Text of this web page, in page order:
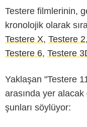
Testere filmlerinin,
kronolojik olarak
Testere X, Testere 2,
Testere 6, Testere
Yaklaşan "Testere
arasında yer
şunları söylüyor: